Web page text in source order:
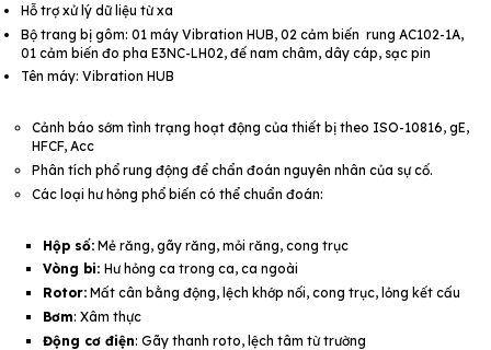
Hỗ trợ xử lý dữ liệu từ xa
Bộ trang bị gôm: 01 máy Vibration HUB, 02 cảm biến rung AC102-1A,
01 cảm biến đo pha E3NC-LH02, đế nam châm, dây cáp, sạc pin
Tên máy: Vibration HUB
Cảnh báo sớm tình trạng hoạt động của thiết bị theo ISO-10816, gE,
HFCF, Acc
Phân tích phổ rung động để chẩn đoán nguyên nhân của sự cố.
Các loại hư hỏng phổ biến có thể chuẩn đoán:
Hộp số: Mẻ răng, gãy răng, mỏi răng, cong trục
Vòng bi:Hư hỏng ca trong ca, ca ngoài
Rotor: Mất cân bằng động, lệch khớp nối, cong trục, lỏng kết cấu
Bơm: Xâm thực
Động cơ điện: Gãy thanh roto, lệch tâm từ trường